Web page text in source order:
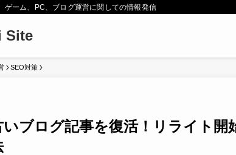
ゲーム、PC、ブログ運営に関しての情報発信
Site
SEO対策
いブログ記事を復活！リライト開